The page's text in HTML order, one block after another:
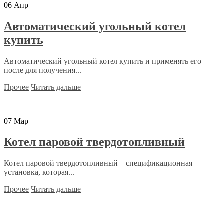
06 Апр
Автоматический угольный котел
купить
Автоматический угольный котел купить и применять его
после для получения...
Прочее Читать дальше
07 Мар
Котел паровой твердотопливный
Котел паровой твердотопливный – спецификационная
установка, которая...
Прочее Читать дальше